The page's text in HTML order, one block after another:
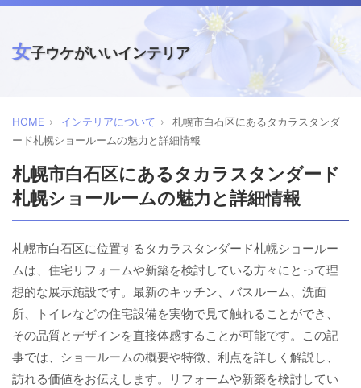
女子ウケがいいインテリア
HOME インテリアについて
札幌市白石区にあるタカラスタンダ
ード札幌ショールームの魅力と詳細情報
札幌市白石区にあるタカラスタンダード
札幌ショールームの魅力と詳細情報
札幌市白石区に位置するタカラスタンダード札幌ショールー
ムは、住宅リフォームや新築を検討している方々にとって理
想的な展示施設です。最新のキッチン、バスルーム、洗面
所、トイレなどの住宅設備を実物で見て触れることができ、
その品質とデザインを直接体感することが可能です。この記
事では、ショールームの概要や特徴、利点を詳しく解説し、
訪れる価値をお伝えします。リフォームや新築を検討してい